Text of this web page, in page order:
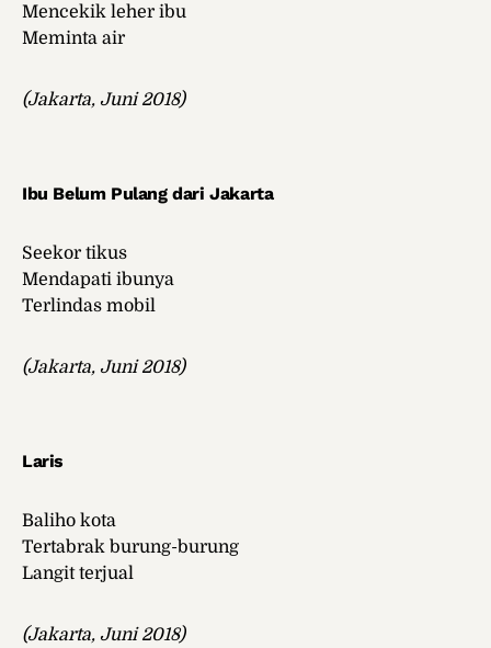
Mencekik leher ibu
Meminta air
(Jakarta, Juni 2018)
Ibu Belum Pulang dari Jakarta
Seekor tikus
Mendapati ibunya
Terlindas mobil
(Jakarta, Juni 2018)
Laris
Baliho kota
Tertabrak burung-burung
Langit terjual
(Jakarta, Juni 2018)